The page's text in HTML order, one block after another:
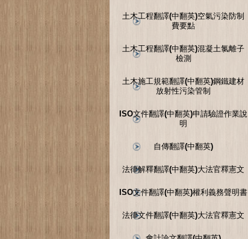
土木工程翻譯(中翻英)空氣污染防制
費要點
土木工程翻譯(中翻英)混凝土氯離子
檢測
土木施工規範翻譯(中翻英)鋼鐵建材
放射性污染管制
ISO文件翻譯(中翻英)申請驗證作業說
明
自傳翻譯(中翻英)
法律解釋翻譯(中翻英)大法官釋憲文
ISO文件翻譯(中翻英)權利義務聲明書
法律文件翻譯(中翻英)大法官釋憲文